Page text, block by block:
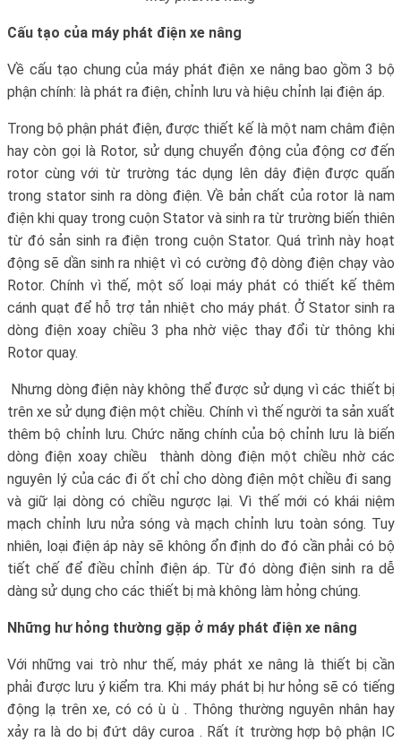
Cấu tạo của máy phát điện xe nâng
Về cấu tạo chung của máy phát điện xe nâng bao gồm 3 bộ
phận chính: là phát ra điện, chỉnh lưu và hiệu chỉnh lại điện áp.
Trong bộ phận phát điện, được thiết kế là một nam châm điện
hay còn gọi là Rotor, sử dụng chuyển động của động cơ đến
rotor cùng với từ trường tác dụng lên dây điện được quấn
trong stator sinh ra dòng điện. Về bản chất của rotor là nam
điện khi quay trong cuộn Stator và sinh ra từ trường biến thiên
từ đó sản sinh ra điện trong cuộn Stator. Quá trình này hoạt
động sẽ dần sinh ra nhiệt vì có cường độ dòng điện chạy vào
Rotor. Chính vì thế, một số loại máy phát có thiết kế thêm
cánh quạt để hỗ trợ tản nhiệt cho máy phát. Ở Stator sinh ra
dòng điện xoay chiều 3 pha nhờ việc thay đổi từ thông khi
Rotor quay.
Nhưng dòng điện này không thể được sử dụng vì các thiết bị
trên xe sử dụng điện một chiều. Chính vì thế người ta sản xuất
thêm bộ chỉnh lưu. Chức năng chính của bộ chỉnh lưu là biến
dòng điện xoay chiều thành dòng điện một chiều nhờ các
nguyên lý của các đi ốt chỉ cho dòng điện một chiều đi sang
và giữ lại dòng có chiều ngược lại. Vì thế mới có khái niệm
mạch chỉnh lưu nửa sóng và mạch chỉnh lưu toàn sóng. Tuy
nhiên, loại điện áp này sẽ không ổn định do đó cần phải có bộ
tiết chế để điều chỉnh điện áp. Từ đó dòng điện sinh ra dễ
dàng sử dụng cho các thiết bị mà không làm hỏng chúng.
Những hư hỏng thường gặp ở máy phát điện xe nâng
Với những vai trò như thế, máy phát xe nâng là thiết bị cần
phải được lưu ý kiểm tra. Khi máy phát bị hư hỏng sẽ có tiếng
động lạ trên xe, có có ù ù . Thông thường nguyên nhân hay
xảy ra là do bị đứt dây curoa . Rất ít trường hợp bộ phận IC